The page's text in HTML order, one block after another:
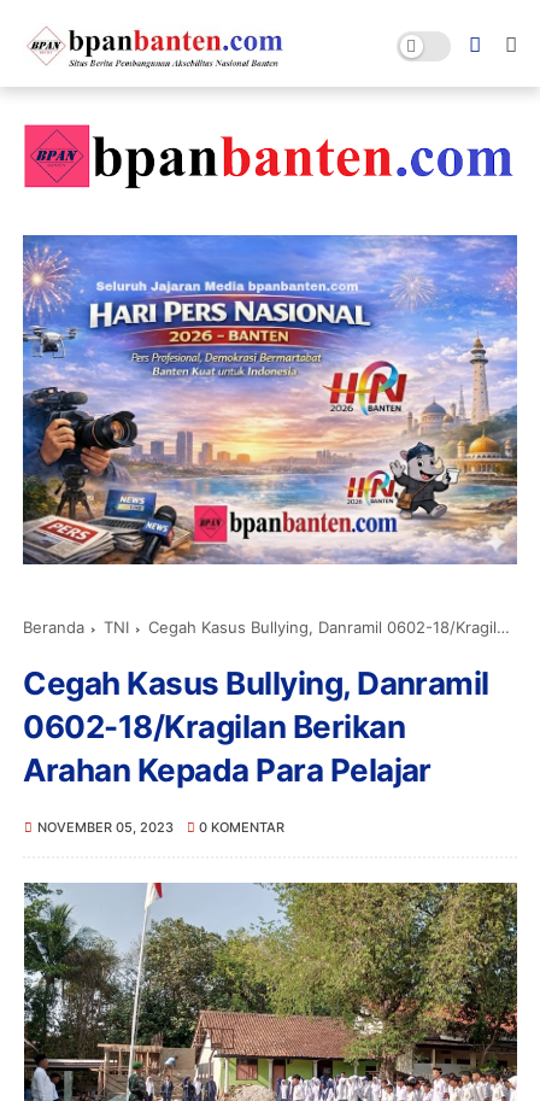
Beranda TNI Cegah Kasus Bullying, Danramil 0602-18/Kragilan Berikan Arahan Kepada Para Pelajar
Cegah Kasus Bullying, Danramil
0602-18/Kragilan Berikan
Arahan Kepada Para Pelajar
NOVEMBER 05, 2023 0 KOMENTAR